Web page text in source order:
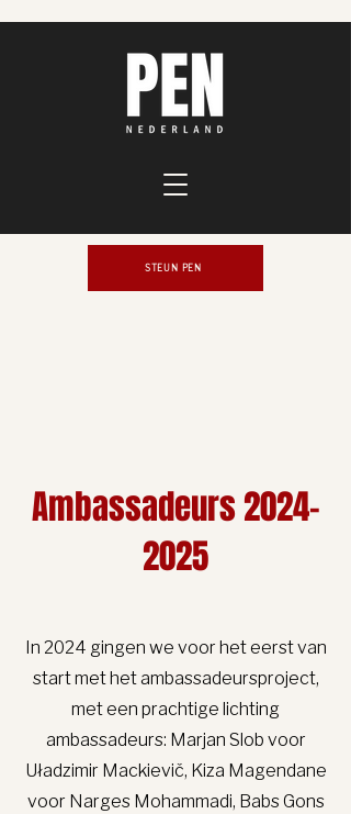
STEUN PEN
Ambassadeurs2024-
2025
In 2024 gingen we voor het eerst van
start met het ambassadeursproject,
met een prachtige lichting
ambassadeurs: Marjan Slob voor
Uładzimir Mackievič, Kiza Magendane
voor Narges Mohammadi, Babs Gons